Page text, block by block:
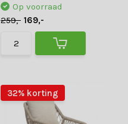
Op voorraad
259,- 169,-
32% korting